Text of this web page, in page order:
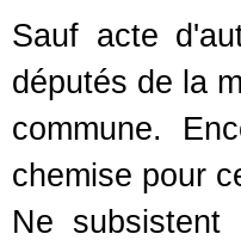
Sauf acte
députés de la
commune.
chemise pour
Ne